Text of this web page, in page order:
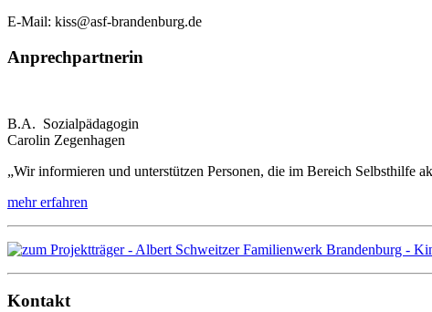
E-Mail: kiss@asf-brandenburg.de
Anprechpartnerin
B.A. Sozialpädagogin
Carolin Zegenhagen
„Wir informieren und unterstützen Personen, die im Bereich Selbsthilfe
mehr erfahren
Kontakt